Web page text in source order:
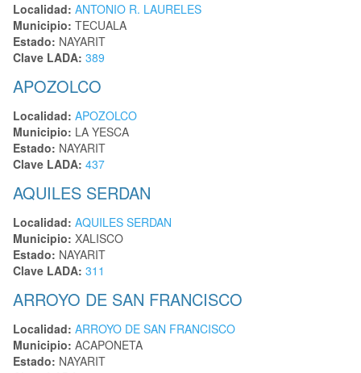
Localidad: ANTONIO R. LAURELES
Municipio: TECUALA
Estado: NAYARIT
Clave LADA: 389
APOZOLCO
Localidad: APOZOLCO
Municipio: LA YESCA
Estado: NAYARIT
Clave LADA: 437
AQUILES SERDAN
Localidad: AQUILES SERDAN
Municipio: XALISCO
Estado: NAYARIT
Clave LADA: 311
ARROYO DE SAN FRANCISCO
Localidad: ARROYO DE SAN FRANCISCO
Municipio: ACAPONETA
Estado: NAYARIT